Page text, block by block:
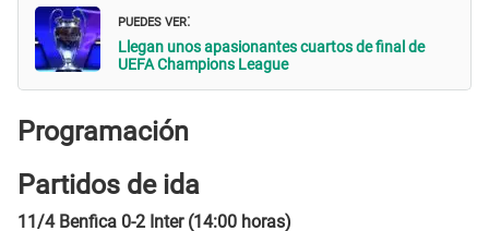
PUEDES VER:
Llegan unos apasionantes cuartos de final de
UEFA Champions League
Programación
Partidos de ida
11/4 Benfica 0-2 Inter (14:00 horas)